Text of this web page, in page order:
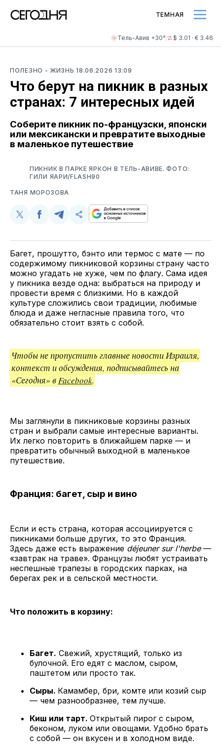
Тель-Авив +30° $ 3.01 · € 3.46
ТЕМНАЯ
ПОЛЕЗНО - ЖИЗНЬ18.06.2026 13:09
Что берут на пикник в разных
странах: 7 интересных идей
Соберите пикник по-французски, японски
или мексикански и превратите выходные
в маленькое путешествие
ПИКНИК В ПАРКЕ ЯРКОН В ТЕЛЬ-АВИВЕ. ФОТО:
ГИЛИ ЯАРИ/FLASH90
ТАНЯ МОРОЗОВА
Поделиться
Twitter
Поделиться
Facebook
Поделиться
Telegram
Скопируйте
поделитесь
ссылкой
Багет, прошутто, бэнто или термос с мате — по
содержимому пикниковой корзины страну часто
можно угадать не хуже, чем по флагу. Сама идея
у пикника везде одна: выбраться на природу и
провести время с близкими. Но в каждой
культуре сложились свои традиции, любимые
блюда и даже негласные правила того, что
обязательно стоит взять с собой.
Чтобы не пропустить главные новости Израиля,
контекст и обсуждения, подписывайтесь на
«Сегодня» вFacebook.
Мы заглянули в пикниковые корзины разных
стран и выбрали самые интересные варианты.
Их легко повторить в ближайшем парке — и
превратить обычный выходной в маленькое
путешествие.
Франция: багет, сыр и вино
Если и есть страна, которая ассоциируется с
пикниками больше других, то это Франция.
Здесь даже есть выражение déjeuner sur l'herbe—
«завтрак на траве». Французы любят устраивать
неспешные трапезы в городских парках, на
берегах рек и в сельской местности.
Что положить в корзину:
Багет. Свежий, хрустящий, только из
булочной. Его едят с маслом, сыром,
паштетом или просто так.
Сыры. Камамбер, бри, комте или козий сыр
— чем разнообразнее, тем лучше.
Киш или тарт. Открытый пирог с сыром,
беконом, луком или овощами. Удобно брать
с собой — он вкусен и в холодном виде.